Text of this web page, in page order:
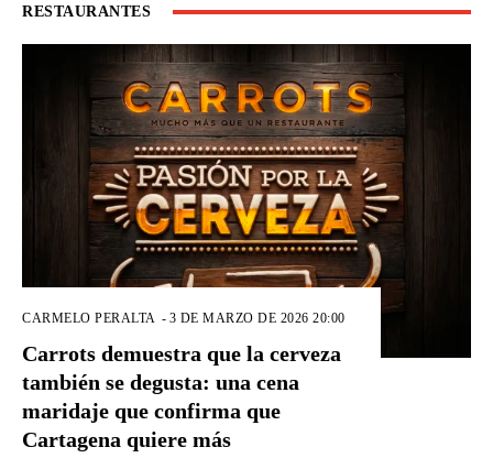
RESTAURANTES
CARMELO PERALTA - 3 DE MARZO DE 2026 20:00
Carrots demuestra que la cerveza
también se degusta: una cena
maridaje que confirma que
Cartagena quiere más